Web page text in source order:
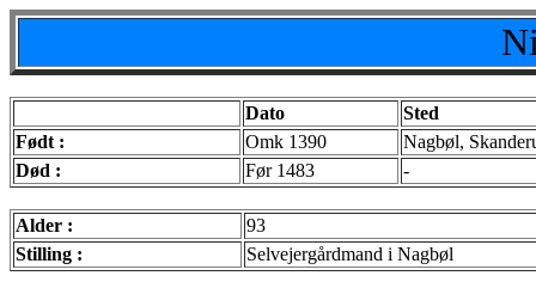
Dato
Sted
Født :
Omk 1390
Nagbøl,
Død :
Før 1483 -
Alder :
93
Stilling :
Selvejergårdmand i Nagbøl